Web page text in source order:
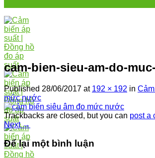
cam-bien-sieu-am-do-
Published 28/06/2017 at 192 × 192 in
mức nước
Trackbacks are closed, but you can post a
Next→
Để lại một bình luận